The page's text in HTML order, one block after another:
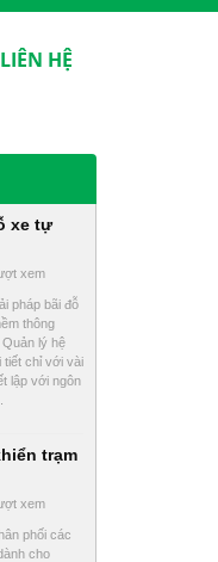
LIÊN HỆ
xe tự
xem
pháp bãi đỗ
thông
Quản lý hệ
tiết chỉ với vài
lập với ngôn
trạm
xem
phối các
cho